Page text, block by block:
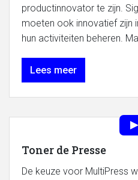
productinnovator te zijn.
moeten ook innovatief zijn
hun activiteiten beheren.
Lees meer
Toner de Presse
De keuze voor MultiPress